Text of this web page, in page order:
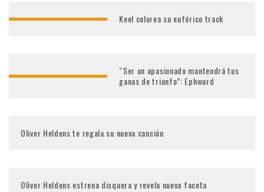
Keel colorea su eufórico track
“Ser un apasionado mantendrá tus
ganas de triunfo”: Ephwurd
Oliver Heldens te regala su nueva canción
Oliver Heldens estrena disquera y revela nueva faceta